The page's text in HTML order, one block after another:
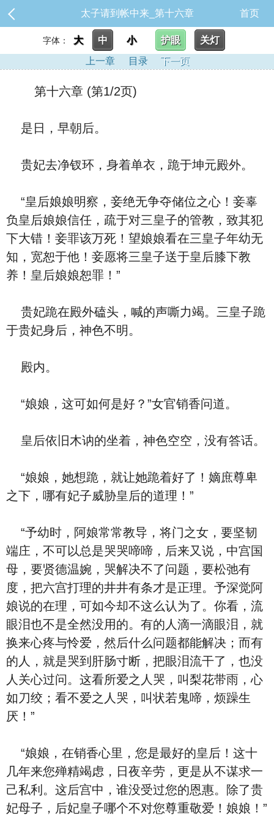
太子请到帐中来_第十六章 首页
字体： 大 中 小 护眼
关灯
上一章
目录 下一页
第十六章 (第1/2页)
是日，早朝后。
贵妃去净钗环，身着单衣，跪于坤元殿外。
“皇后娘娘明察，妾绝无争夺储位之心！妾辜
负皇后娘娘信任，疏于对三皇子的管教，致其犯
下大错！妾罪该万死！望娘娘看在三皇子年幼无
知，宽恕于他！妾愿将三皇子送于皇后膝下教
养！皇后娘娘恕罪！”
贵妃跪在殿外磕头，喊的声嘶力竭。三皇子跪
于贵妃身后，神色不明。
殿内。
“娘娘，这可如何是好？”女官销香问道。
皇后依旧木讷的坐着，神色空空，没有答话。
“娘娘，她想跪，就让她跪着好了！嫡庶尊卑
之下，哪有妃子威胁皇后的道理！”
“予幼时，阿娘常常教导，将门之女，要坚韧
端庄，不可以总是哭哭啼啼，后来又说，中宫国
母，要贤德温婉，哭解决不了问题，要松弛有
度，把六宫打理的井井有条才是正理。予深觉阿
娘说的在理，可如今却不这么认为了。你看，流
眼泪也不是全然没用的。有的人滴一滴眼泪，就
换来心疼与怜爱，然后什么问题都能解决；而有
的人，就是哭到肝肠寸断，把眼泪流干了，也没
人关心过问。这看所爱之人哭，叫梨花带雨，心
如刀绞；看不爱之人哭，叫状若鬼啼，烦躁生
厌！”
“娘娘，在销香心里，您是最好的皇后！这十
几年来您殚精竭虑，日夜辛劳，更是从不谋求一
己私利。这后宫中，谁没受过您的恩惠。除了贵
妃母子，后妃皇子哪个不对您尊重敬爱！娘娘！”